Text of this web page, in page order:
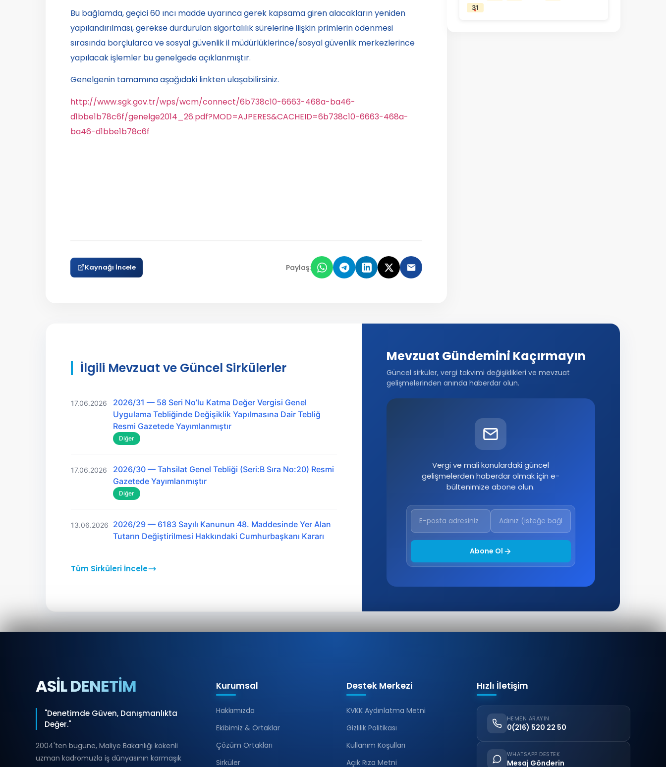
Bu bağlamda, geçici 60 ıncı madde uyarınca gerek kapsama giren alacakların yeniden
yapılandırılması, gerekse durdurulan sigortalılık sürelerine ilişkin primlerin ödenmesi
sırasında borçlularca ve sosyal güvenlik il müdürlüklerince/sosyal güvenlik merkezlerince
yapılacak işlemler bu genelgede açıklanmıştır.
Genelgenin tamamına aşağıdaki linkten ulaşabilirsiniz.
http://www.sgk.gov.tr/wps/wcm/connect/6b738c10-6663-468a-ba46-
d1bbe1b78c6f/genelge2014_26.pdf?MOD=AJPERES&CACHEID=6b738c10-6663-468a-
ba46-d1bbe1b78c6f
Kaynağı İncele Paylaş:
31
İlgili Mevzuat ve Güncel Sirkülerler
17.06.2026
2026/31 — 58 Seri No’lu Katma Değer Vergisi Genel
Uygulama Tebliğinde Değişiklik Yapılmasına Dair Tebliğ
Resmi Gazetede Yayımlanmıştır
Diğer
17.06.2026
2026/30 — Tahsilat Genel Tebliği (Seri:B Sıra No:20) Resmi
Gazetede Yayımlanmıştır
Diğer
13.06.2026
2026/29 — 6183 Sayılı Kanunun 48. Maddesinde Yer Alan
Tutarın Değiştirilmesi Hakkındaki Cumhurbaşkanı Kararı
Tüm Sirküleri İncele
Mevzuat Gündemini Kaçırmayın
Güncel sirküler, vergi takvimi değişiklikleri ve mevzuat
gelişmelerinden anında haberdar olun.
Vergi ve mali konulardaki güncel
gelişmelerden haberdar olmak için e-
bültenimize abone olun.
Abone Ol
ASİL DENETİM
"Denetimde Güven, Danışmanlıkta
Değer."
2004'ten bugüne, Maliye Bakanlığı kökenli
uzman kadromuzla iş dünyasının karmaşık
Kurumsal
Hakkımızda
Ekibimiz & Ortaklar
Çözüm Ortakları
Sirküler
Destek Merkezi
KVKK Aydınlatma Metni
Gizlilik Politikası
Kullanım Koşulları
Açık Rıza Metni
Hızlı İletişim
HEMEN ARAYIN
0(216) 520 22 50
WHATSAPP DESTEK
Mesaj Gönderin